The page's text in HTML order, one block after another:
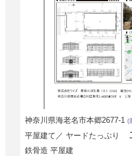
神奈川県海老名市本郷2677-1(
平屋建て／ ヤードたっぷり
鉄骨造 平屋建